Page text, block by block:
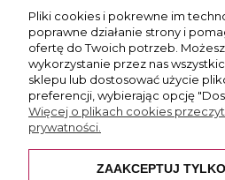
Więcej informacji
Płatność i
Pliki cookies i pokrewne im
poprawne działanie strony i
ofertę do Twoich potrzeb.
wykorzystanie przez nas
sklepu lub dostosować użycie
preferencji, wybierając opcję
Więcej o plikach cookies
prywatności.
ZAAKCEPTUJ